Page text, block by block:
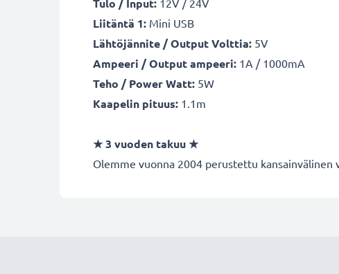
Tulo / Input: 12V / 24V
Liitäntä 1: Mini USB
Lähtöjännite / Output Volttia: 5V
Ampeeri / Output ampeeri: 1A / 1000mA
Teho / Power Watt: 5W
Kaapelin pituus: 1.1m
★ 3 vuoden takuu ★
Olemme vuonna 2004 perustettu